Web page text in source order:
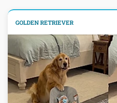
GOLDEN RETRIEVER